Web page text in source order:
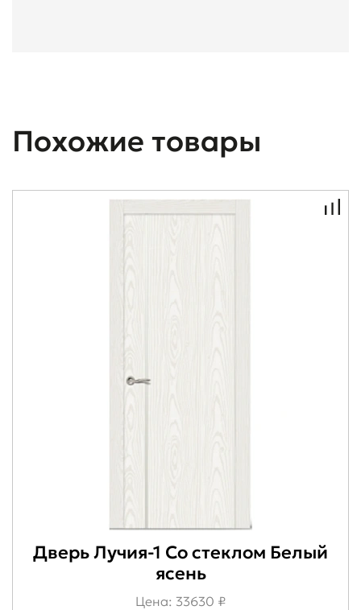
Похожие товары
Дверь Лучия-1 Со стеклом Белый
ясень
Цена: 33630 ₽